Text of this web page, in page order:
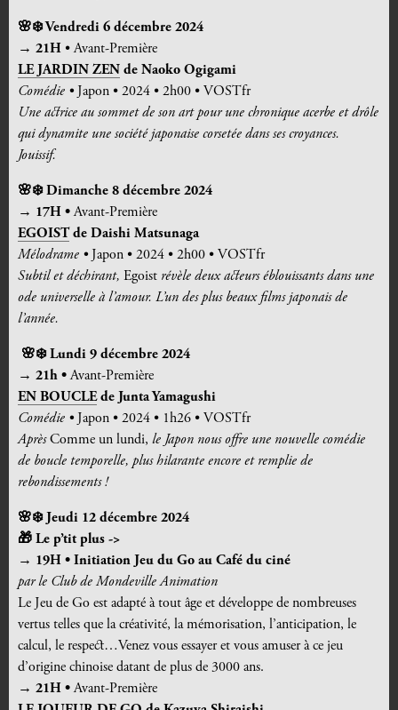
🌸❄️Vendredi 6 décembre 2024
→ 21H • Avant-Première
LE JARDIN ZEN de Naoko Ogigami
Comédie • Japon • 2024 • 2h00 • VOSTfr
Une actrice au sommet de son art pour une chronique acerbe et drôle
qui dynamite une société japonaise corsetée dans ses croyances.
Jouissif.
🌸❄️ Dimanche 8 décembre 2024
→ 17H •Avant-Première
EGOIST de Daishi Matsunaga
Mélodrame • Japon • 2024 • 2h00 • VOSTfr
Subtil et déchirant, Egoist révèle deux acteurs éblouissants dans une
ode universelle à l’amour. L’un des plus beaux films japonais de
l’année.
🌸❄️Lundi 9 décembre 2024
→ 21h •Avant-Première
EN BOUCLEde Junta Yamagushi
Comédie • Japon • 2024 • 1h26 • VOSTfr
AprèsComme un lundi, le Japon nous offre une nouvelle comédie
de boucle temporelle, plus hilarante encore et remplie de
rebondissements !
🌸❄️Jeudi 12 décembre 2024
🎁 Le p’tit plus ->
→ 19H • Initiation Jeu du Go au Café du ciné
par le Club de Mondeville Animation
Le Jeu de Go est adapté à tout âge et développe de nombreuses
vertus telles que la créativité, la mémorisation, l’anticipation, le
calcul, le respect…Venez vous essayer et vous amuser à ce jeu
d’origine chinoise datant de plus de 3000 ans.
→ 21H •Avant-Première